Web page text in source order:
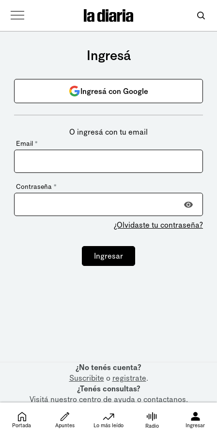
Ingresá
Ingresá con Google
O ingresá con tu email
Email *
Contraseña *
¿Olvidaste tu contraseña?
Ingresar
¿No tenés cuenta?
Suscribite o registrate.
¿Tenés consultas?
Visitá nuestrocentro de ayudaocontactanos.
Portada Apuntes Lo más leído Radio Ingresar